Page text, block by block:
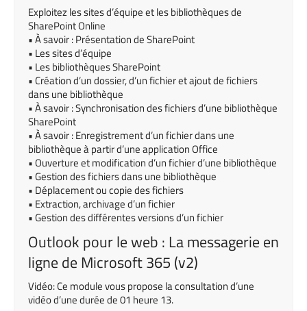
Exploitez les sites d’équipe et les bibliothèques de
SharePoint Online
• À savoir : Présentation de SharePoint
• Les sites d’équipe
• Les bibliothèques SharePoint
• Création d’un dossier, d’un fichier et ajout de fichiers
dans une bibliothèque
• À savoir : Synchronisation des fichiers d’une bibliothèque
SharePoint
• À savoir : Enregistrement d’un fichier dans une
bibliothèque à partir d’une application Office
• Ouverture et modification d’un fichier d’une bibliothèque
• Gestion des fichiers dans une bibliothèque
• Déplacement ou copie des fichiers
• Extraction, archivage d’un fichier
• Gestion des différentes versions d’un fichier
Outlook pour le web : La messagerie en
ligne de Microsoft 365 (v2)
Vidéo: Ce module vous propose la consultation d’une
vidéo d’une durée de 01 heure 13.